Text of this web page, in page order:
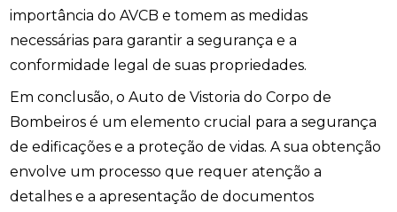
importância do AVCB e tomem as medidas
necessárias para garantir a segurança e a
conformidade legal de suas propriedades.
Em conclusão, o Auto de Vistoria do Corpo de
Bombeiros é um elemento crucial para a segurança
de edificações e a proteção de vidas. A sua obtenção
envolve um processo que requer atenção a
detalhes e a apresentação de documentos